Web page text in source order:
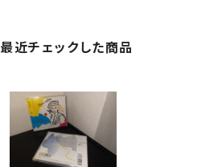
最近チェックした商品